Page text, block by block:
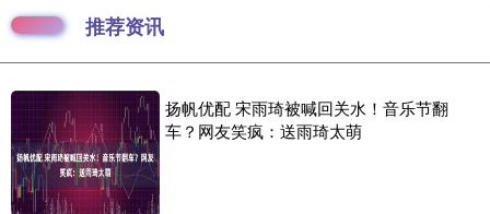
推荐资讯
扬帆优配 宋雨琦被喊回关水！音乐节翻
车？网友笑疯：送雨琦太萌